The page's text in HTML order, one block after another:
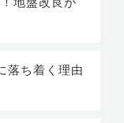
落ち着く理由